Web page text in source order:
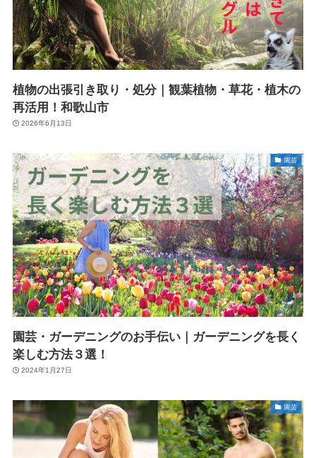
植物の出張引き取り・処分｜観葉植物・草花・植木の
再活用！和歌山市
2026年6月13日
園芸
園芸・ガーデニングのお手伝い｜ガーデニングを長く
楽しむ方法３選！
2024年1月27日
園芸